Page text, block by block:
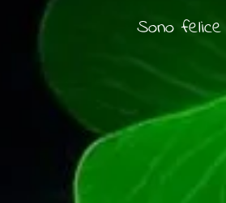
Sono